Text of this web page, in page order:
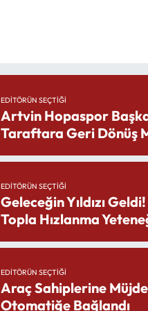
EDITÖRÜN SEÇTIĞI
Artvin Hopaspor
Taraftara Geri Dönüş
EDITÖRÜN SEÇTIĞI
Geleceğin Yıldızı
Topla Hızlanma
EDITÖRÜN SEÇTIĞI
Araç Sahiplerine
Otomatiğe Bağlandı